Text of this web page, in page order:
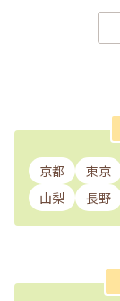
京都 東京
山梨
長野